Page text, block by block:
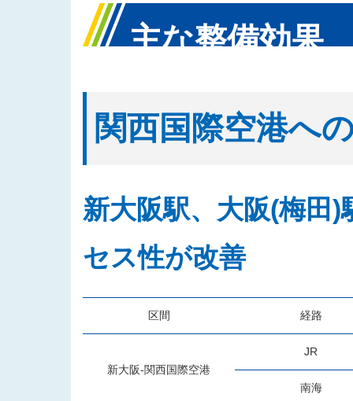
主な整備効果
関西国際空港へ
新大阪駅、大阪(梅田
セス性が改善
区間 経路
新大阪-関西国際空港
JR
南海